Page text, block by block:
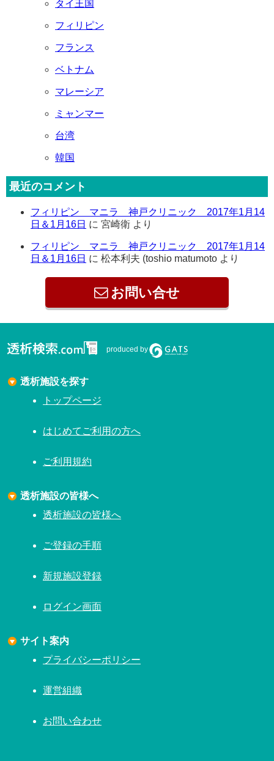
タイ王国
フィリピン
フランス
ベトナム
マレーシア
ミャンマー
台湾
韓国
最近のコメント
フィリピン マニラ 神戸クリニック 2017年1月14
日＆1月16日 に 宮崎衛 より
フィリピン マニラ 神戸クリニック 2017年1月14
日＆1月16日 に 松本利夫 (toshio matumoto より
お問い合せ
produced by
透析施設を探す
トップページ
はじめてご利用の方へ
ご利用規約
透析施設の皆様へ
透析施設の皆様へ
ご登録の手順
新規施設登録
ログイン画面
サイト案内
プライバシーポリシー
運営組織
お問い合わせ